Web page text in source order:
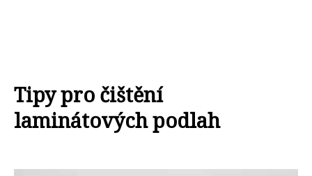
Tipy pro čištění
laminátových podlah